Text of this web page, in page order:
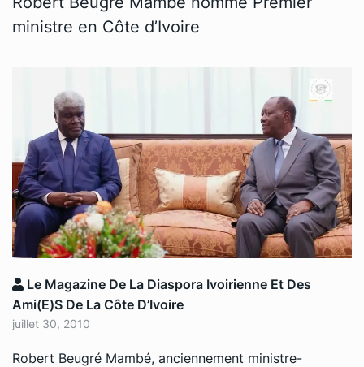
ministre en Côte d’Ivoire
Le Magazine De La Diaspora Ivoirienne Et Des
Ami(e)s De La Côte D’Ivoire
juillet 30, 2010
Robert Beugré Mambé, anciennement ministre-